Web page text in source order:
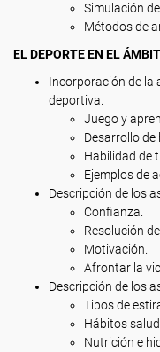
Simulación
Métodos de
EL DEPORTE EN EL
Incorporación de la
deportiva.
Juego y
Desarrollo de
Habilidad de
Ejemplos de
Descripción de los
Confianza.
Resolución
Motivación.
Afrontar la
Descripción de los
Tipos de
Hábitos
Nutrición e